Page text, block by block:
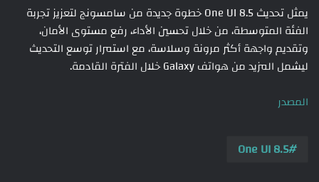
يمثل تحديث One UI 8.5 خطوة جديدة من سامسونج لتعزيز تجربة
الفئة المتوسطة، من خلال تحسين الأداء، رفع مستوى الأمان،
وتقديم واجهة أكثر مرونة وسلاسة، مع استمرار توسع التحديث
ليشمل المزيد من هواتف Galaxy خلال الفترة القادمة.
المصدر
One UI 8.5